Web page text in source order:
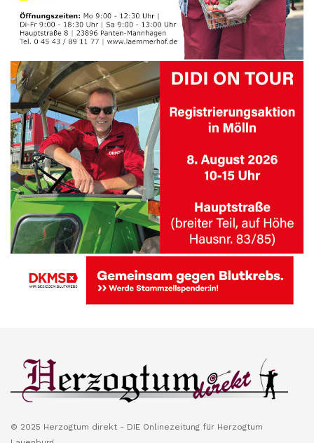
© 2025 Herzogtum direkt - DIE Onlinezeitung für Herzogtum